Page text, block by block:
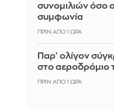
συνομιλιών όσο
συμφωνία
ΠΡΙΝ ΑΠΌ 1 ΏΡΑ
Παρ' ολίγον
στο αεροδρόμιο
ΠΡΙΝ ΑΠΌ 1 ΏΡΑ